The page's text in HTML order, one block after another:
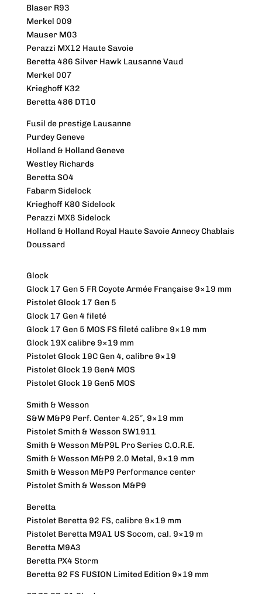
Blaser R93
Merkel 009
Mauser M03
Perazzi MX12 Haute Savoie
Beretta 486 Silver Hawk Lausanne Vaud
Merkel 007
Krieghoff K32
Beretta 486 DT10
Fusil de prestige Lausanne
Purdey Geneve
Holland & Holland Geneve
Westley Richards
Beretta SO4
Fabarm Sidelock
Krieghoff K80 Sidelock
Perazzi MX8 Sidelock
Holland & Holland Royal Haute Savoie Annecy Chablais
Doussard
Glock
Glock 17 Gen 5 FR Coyote Armée Française 9×19 mm
Pistolet Glock 17 Gen 5
Glock 17 Gen 4 fileté
Glock 17 Gen 5 MOS FS fileté calibre 9×19 mm
Glock 19X calibre 9×19 mm
Pistolet Glock 19C Gen 4, calibre 9×19
Pistolet Glock 19 Gen4 MOS
Pistolet Glock 19 Gen5 MOS
Smith & Wesson
S&W M&P9 Perf. Center 4.25″, 9×19 mm
Pistolet Smith & Wesson SW1911
Smith & Wesson M&P9L Pro Series C.O.R.E.
Smith & Wesson M&P9 2.0 Metal, 9×19 mm
Smith & Wesson M&P9 Performance center
Pistolet Smith & Wesson M&P9
Beretta
Pistolet Beretta 92 FS, calibre 9×19 mm
Pistolet Beretta M9A1 US Socom, cal. 9×19 m
Beretta M9A3
Beretta PX4 Storm
Beretta 92 FS FUSION Limited Edition 9×19 mm